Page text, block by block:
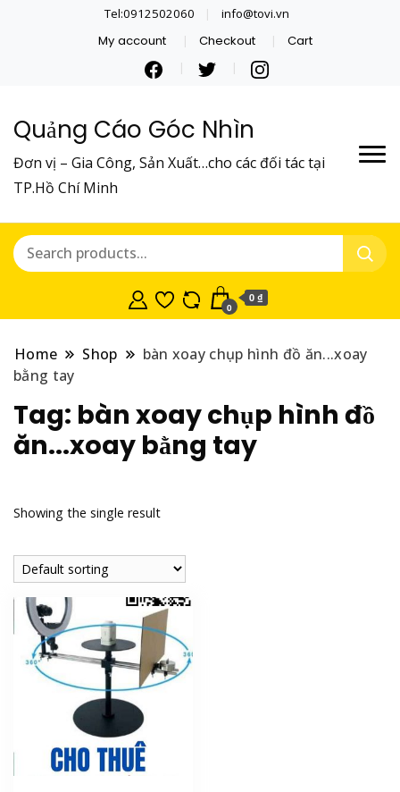
Tel:0912502060 info@tovi.vn
My account Checkout Cart
Quảng Cáo Góc Nhìn
Đơn vị – Gia Công, Sản Xuất…cho các đối tác tại
TP.Hồ Chí Minh
0
0 ₫
Home Shop
bàn xoay chụp hình đồ ăn...xoay
bằng tay
Tag: bàn xoay chụp hình đồ
ăn...xoay bằng tay
Showing the single result